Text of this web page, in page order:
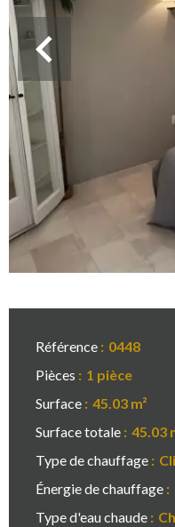
Référence
0448
Pièces
1 pièce
Surface
45.03 m²
Surface totale
45.03
Type de chauffage
Énergie de chauffage
Type d'eau chaude